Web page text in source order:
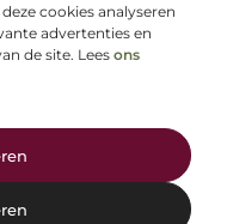
cookies analyseren
advertenties en
de site. Lees ons